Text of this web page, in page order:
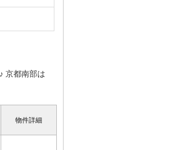
京都南部は
物件詳細